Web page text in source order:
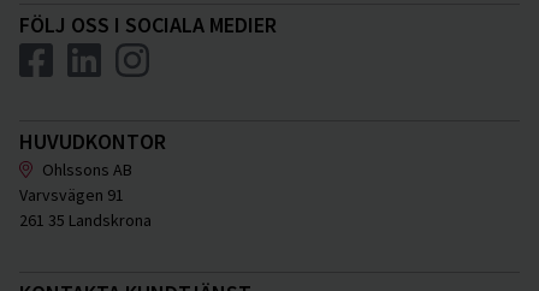
FÖLJ OSS I SOCIALA MEDIER
HUVUDKONTOR
Ohlssons AB
Varvsvägen 91
261 35 Landskrona